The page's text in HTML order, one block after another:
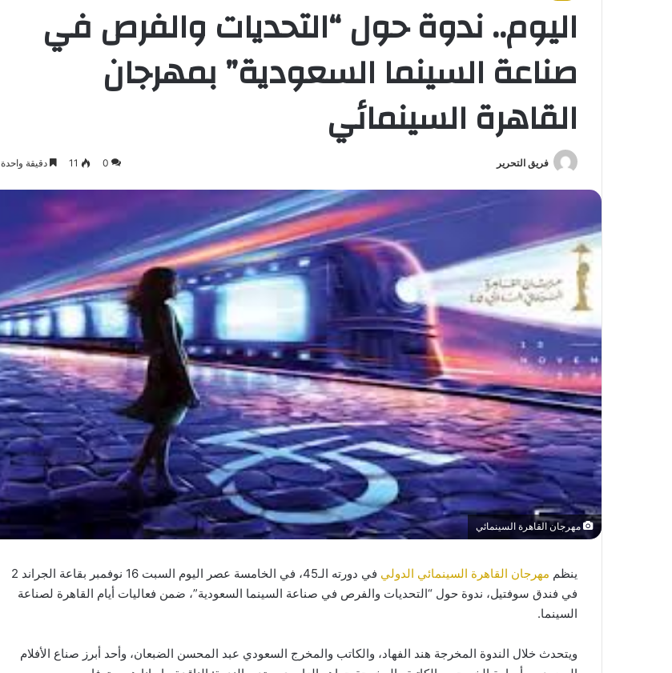
اليوم.. ندوة حول “التحديات والفرص في
صناعة السينما السعودية” بمهرجان
القاهرة السينمائي
فريق التحرير 0
11 دقيقة واحدة
مهرجان القاهرة السينمائي
ينظم مهرجان القاهرة السينمائي الدولي
في دورته الـ45، في الخامسة عصر اليوم السبت 16 نوفمبر بقاعة الجراند 2
في فندق سوفتيل، ندوة حول “التحديات والفرص في صناعة السينما السعودية”، ضمن فعاليات أيام القاهرة لصناعة
السينما.
ويتحدث خلال الندوة المخرجة هند الفهاد، والكاتب والمخرج السعودي عبد المحسن الضبعان، وأحد أبرز صناع الأفلام